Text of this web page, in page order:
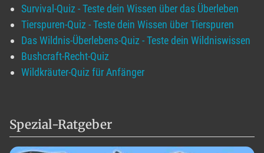
Survival-Quiz - Teste dein Wissen über das Überleben
Tierspuren-Quiz - Teste dein Wissen über Tierspuren
Das Wildnis-Überlebens-Quiz - Teste dein Wildniswissen
Bushcraft-Recht-Quiz
Wildkräuter-Quiz für Anfänger
Spezial-Ratgeber